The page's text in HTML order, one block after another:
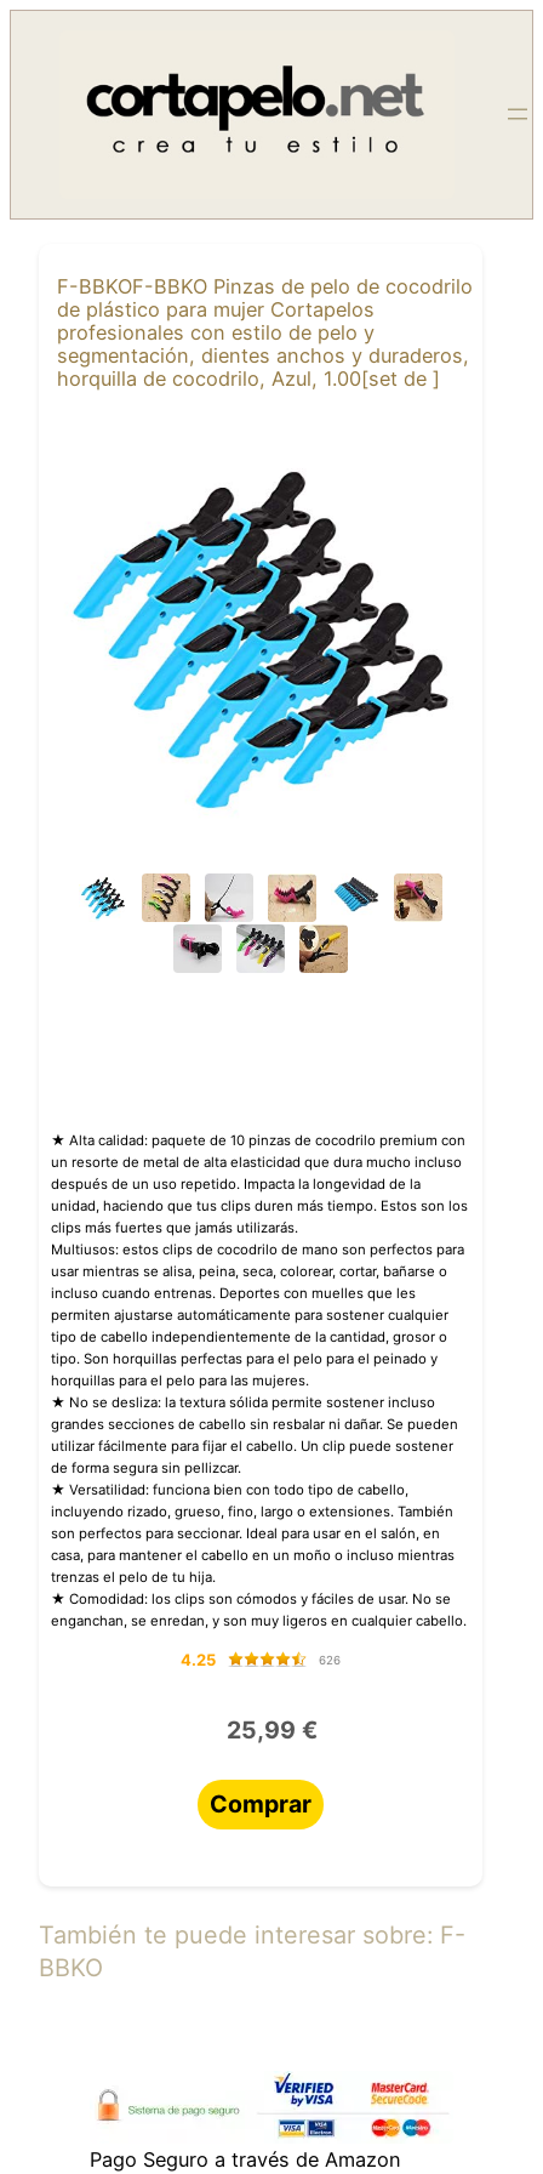
contenido
F-BBKOF-BBKO Pinzas de pelo de cocodrilo
de plástico para mujer Cortapelos
profesionales con estilo de pelo y
segmentación, dientes anchos y duraderos,
horquilla de cocodrilo, Azul, 1.00[set de ]
★ Alta calidad: paquete de 10 pinzas de cocodrilo premium con
un resorte de metal de alta elasticidad que dura mucho incluso
después de un uso repetido. Impacta la longevidad de la
unidad, haciendo que tus clips duren más tiempo. Estos son los
clips más fuertes que jamás utilizarás.
Multiusos: estos clips de cocodrilo de mano son perfectos para
usar mientras se alisa, peina, seca, colorear, cortar, bañarse o
incluso cuando entrenas. Deportes con muelles que les
permiten ajustarse automáticamente para sostener cualquier
tipo de cabello independientemente de la cantidad, grosor o
tipo. Son horquillas perfectas para el pelo para el peinado y
horquillas para el pelo para las mujeres.
★ No se desliza: la textura sólida permite sostener incluso
grandes secciones de cabello sin resbalar ni dañar. Se pueden
utilizar fácilmente para fijar el cabello. Un clip puede sostener
de forma segura sin pellizcar.
★ Versatilidad: funciona bien con todo tipo de cabello,
incluyendo rizado, grueso, fino, largo o extensiones. También
son perfectos para seccionar. Ideal para usar en el salón, en
casa, para mantener el cabello en un moño o incluso mientras
trenzas el pelo de tu hija.
★ Comodidad: los clips son cómodos y fáciles de usar. No se
enganchan, se enredan, y son muy ligeros en cualquier cabello.
4.25 626
25,99 €
Comprar
También te puede interesar sobre: F-
BBKO
Pago Seguro a través de Amazon